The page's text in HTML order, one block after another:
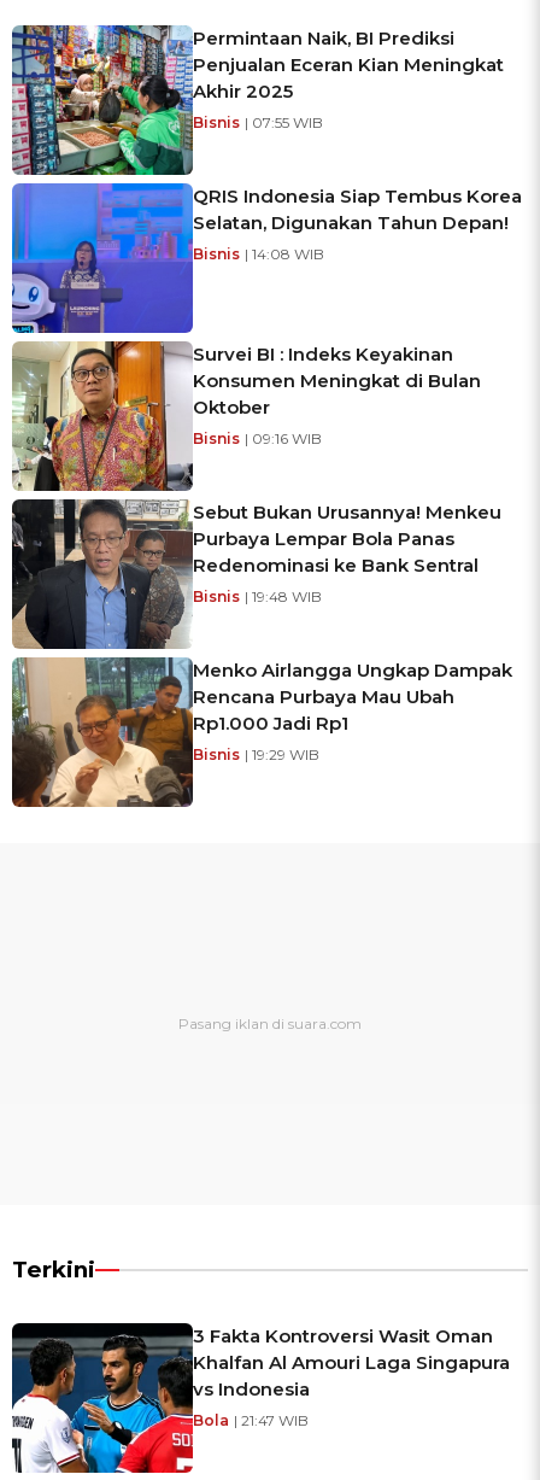
Permintaan Naik, BI Prediksi
Penjualan Eceran Kian Meningkat
Akhir 2025
Bisnis | 07:55 WIB
QRIS Indonesia Siap Tembus Korea
Selatan, Digunakan Tahun Depan!
Bisnis | 14:08 WIB
Survei BI : Indeks Keyakinan
Konsumen Meningkat di Bulan
Oktober
Bisnis | 09:16 WIB
Sebut Bukan Urusannya! Menkeu
Purbaya Lempar Bola Panas
Redenominasi ke Bank Sentral
Bisnis | 19:48 WIB
Menko Airlangga Ungkap Dampak
Rencana Purbaya Mau Ubah
Rp1.000 Jadi Rp1
Bisnis | 19:29 WIB
Terkini
3 Fakta Kontroversi Wasit Oman
Khalfan Al Amouri Laga Singapura
vs Indonesia
Bola | 21:47 WIB